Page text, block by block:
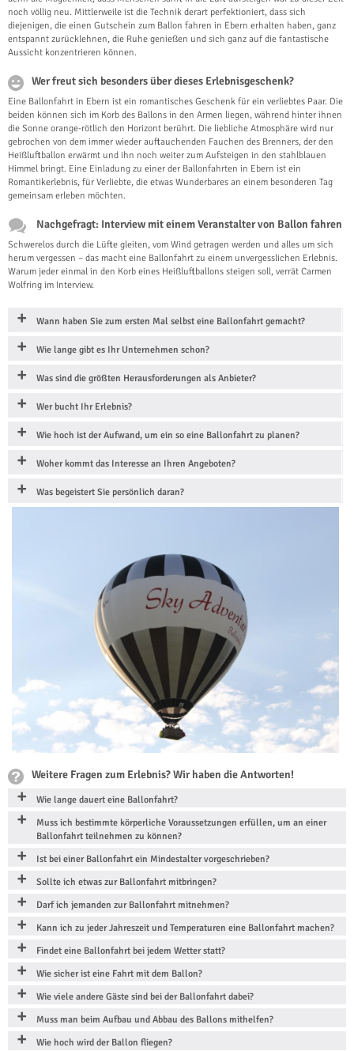
noch völlig neu. Mittlerweile ist die Technik derart perfektioniert, dass sich
diejenigen, die einen Gutschein zum Ballon fahren in Ebern erhalten haben, ganz
entspannt zurücklehnen, die Ruhe genießen und sich ganz auf die fantastische
Aussicht konzentrieren können.
Wer freut sich besonders über dieses Erlebnisgeschenk?
Eine Ballonfahrt in Ebern ist ein romantisches Geschenk für ein verliebtes Paar. Die
beiden können sich im Korb des Ballons in den Armen liegen, während hinter ihnen
die Sonne orange-rötlich den Horizont berührt. Die liebliche Atmosphäre wird nur
gebrochen von dem immer wieder auftauchenden Fauchen des Brenners, der den
Heißluftballon erwärmt und ihn noch weiter zum Aufsteigen in den stahlblauen
Himmel bringt. Eine Einladung zu einer der Ballonfahrten in Ebern ist ein
Romantikerlebnis, für Verliebte, die etwas Wunderbares an einem besonderen Tag
gemeinsam erleben möchten.
Nachgefragt: Interview mit einem Veranstalter von Ballon fahren
Schwerelos durch die Lüfte gleiten, vom Wind getragen werden und alles um sich
herum vergessen – das macht eine Ballonfahrt zu einem unvergesslichen Erlebnis.
Warum jeder einmal in den Korb eines Heißluftballons steigen soll, verrät Carmen
Wolfring im Interview.
Wann haben Sie zum ersten Mal selbst eine Ballonfahrt gemacht?
Wie lange gibt es Ihr Unternehmen schon?
Was sind die größten Herausforderungen als Anbieter?
Wer bucht Ihr Erlebnis?
Wie hoch ist der Aufwand, um ein so eine Ballonfahrt zu planen?
Woher kommt das Interesse an Ihren Angeboten?
Was begeistert Sie persönlich daran?
Weitere Fragen zum Erlebnis? Wir haben die Antworten!
Wie lange dauert eine Ballonfahrt?
Muss ich bestimmte körperliche Voraussetzungen erfüllen, um an einer
Ballonfahrt teilnehmen zu können?
Ist bei einer Ballonfahrt ein Mindestalter vorgeschrieben?
Sollte ich etwas zur Ballonfahrt mitbringen?
Darf ich jemanden zur Ballonfahrt mitnehmen?
Kann ich zu jeder Jahreszeit und Temperaturen eine Ballonfahrt machen?
Findet eine Ballonfahrt bei jedem Wetter statt?
Wie sicher ist eine Fahrt mit dem Ballon?
Wie viele andere Gäste sind bei der Ballonfahrt dabei?
Muss man beim Aufbau und Abbau des Ballons mithelfen?
Wie hoch wird der Ballon fliegen?